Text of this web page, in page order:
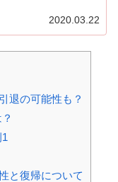
2020.03.22
退の可能性も？
と復帰について